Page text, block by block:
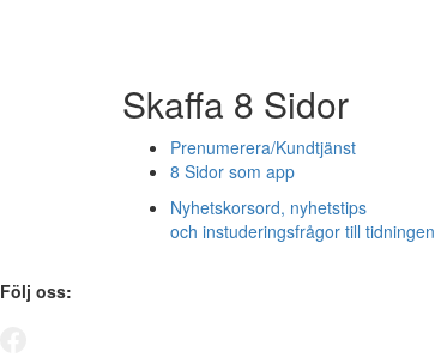
Skaffa 8 Sidor
Prenumerera/Kundtjänst
8 Sidor som app
Nyhetskorsord, nyhetstips
och instuderingsfrågor till tidningen
Följ oss: